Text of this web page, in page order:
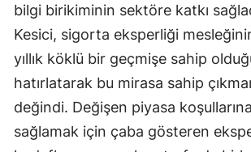
bilgi birikiminin sektöre katkı
Kesici, sigorta eksperliği
yıllık köklü bir geçmişe sahip
hatırlatarak bu mirasa sahip
değindi. Değişen piyasa
sağlamak için çaba gösteren